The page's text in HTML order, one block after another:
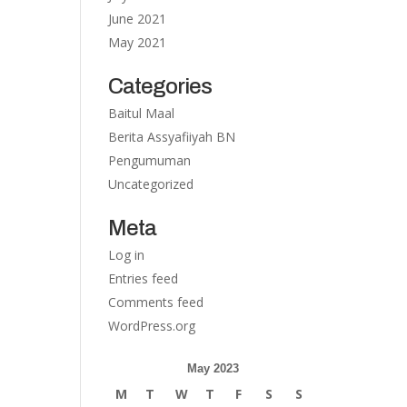
June 2021
May 2021
Categories
Baitul Maal
Berita Assyafiiyah BN
Pengumuman
Uncategorized
Meta
Log in
Entries feed
Comments feed
WordPress.org
May 2023
M T W T F S S